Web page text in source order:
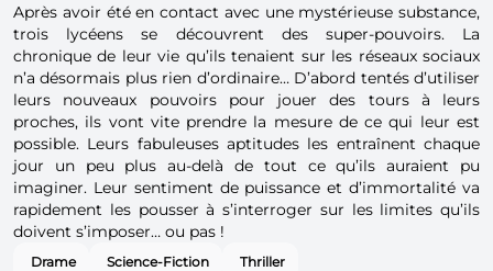
Après avoir été en contact avec une mystérieuse substance,
trois lycéens se découvrent des super-pouvoirs. La
chronique de leur vie qu’ils tenaient sur les réseaux sociaux
n’a désormais plus rien d’ordinaire… D’abord tentés d’utiliser
leurs nouveaux pouvoirs pour jouer des tours à leurs
proches, ils vont vite prendre la mesure de ce qui leur est
possible. Leurs fabuleuses aptitudes les entraînent chaque
jour un peu plus au-delà de tout ce qu’ils auraient pu
imaginer. Leur sentiment de puissance et d’immortalité va
rapidement les pousser à s’interroger sur les limites qu’ils
doivent s’imposer… ou pas !
Drame Science-Fiction Thriller